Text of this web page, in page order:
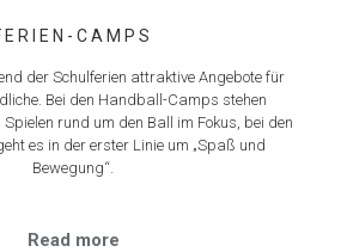
CAMPS
der Schulferien attraktive Angebote für
Bei den Handball-Camps stehen
rund um den Ball im Fokus, bei den
es in der erster Linie um „Spaß und
Bewegung“.
Read more